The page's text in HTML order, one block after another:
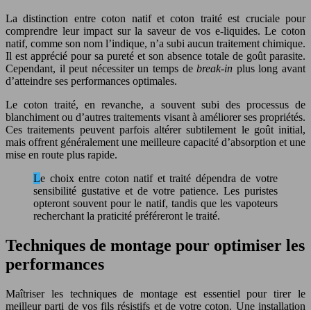
La distinction entre coton natif et coton traité est cruciale pour
comprendre leur impact sur la saveur de vos e-liquides. Le coton
natif, comme son nom l’indique, n’a subi aucun traitement chimique.
Il est apprécié pour sa pureté et son absence totale de goût parasite.
Cependant, il peut nécessiter un temps debreak-in plus long avant
d’atteindre ses performances optimales.
Le coton traité, en revanche, a souvent subi des processus de
blanchiment ou d’autres traitements visant à améliorer ses propriétés.
Ces traitements peuvent parfois altérer subtilement le goût initial,
mais offrent généralement une meilleure capacité d’absorption et une
mise en route plus rapide.
Le choix entre coton natif et traité dépendra de votre
sensibilité gustative et de votre patience. Les puristes
opteront souvent pour le natif, tandis que les vapoteurs
recherchant la praticité préféreront le traité.
Techniques de montage pour optimiser les
performances
Maîtriser les techniques de montage est essentiel pour tirer le
meilleur parti de vos fils résistifs et de votre coton. Une installation